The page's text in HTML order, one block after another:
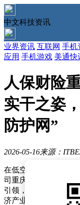
中文科技资讯
业界资讯 互联网 手机
应用 手机游戏 美通快
人保财险
实干之姿
防护网”
2026-05-16来源：
在低空经济蓬勃发展
司重庆市分公司（以
引领，积极投身这一
济产业发展筑牢风险